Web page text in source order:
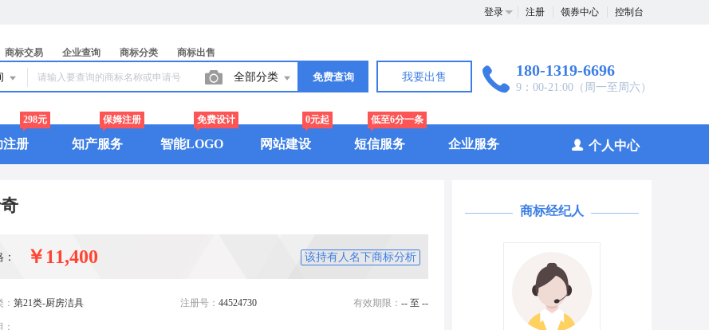
登录 注册 领券中心 控制台
商标交易 企业查询 商标分类 商标出售
全部分类 免费查询 我要出售 180-1319-6696
9：00-21:00（周一至周六）
注册
298元
知产服务
保姆注册
智能LOGO
免费设计
网站建设
0元起
短信服务
低至6分一条
企业服务 个人中心
￥11,400 该持有人名下商标分析
第21类-厨房洁具 注册号： 44524730 有效期限： -- 至 --
商标经纪人